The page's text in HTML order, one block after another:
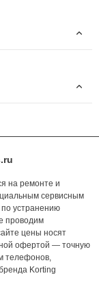
на ремонте и
сервисным
устранению
проводим
цены носят
офертой — точную
телефонов,
Korting